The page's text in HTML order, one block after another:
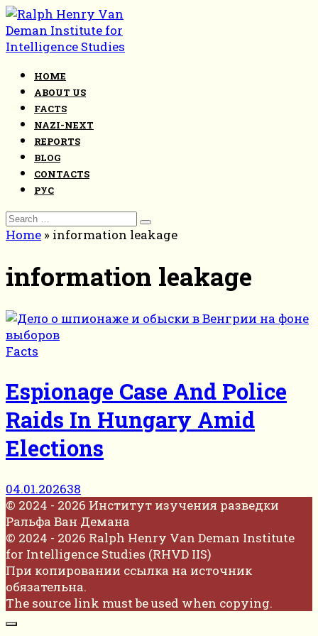
Skip
to
content
HOME
ABOUT US
FACTS
NAZI-NEXT
REPORTS
BLOG
CONTACTS
РУС
Search
for:
Home » information leakage
information leakage
Facts
Espionage Case And Police
Raids In Hungary Amid
Elections
04.01.202638
© 2024 - 2026 Институт изучения разведки
Ральфа Ван Демана
© 2024 - 2026 Ralph Henry Van Deman Institute
for Intelligence Studies (RHVD IIS)
При копировании ссылка на источник
обязательна.
The source link must be used when copying.